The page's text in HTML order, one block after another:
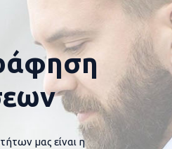
μας είναι η